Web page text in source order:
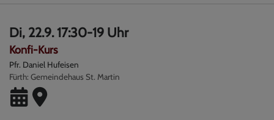
Di, 22.9. 17:30-19 Uhr
Konfi-Kurs
Pfr. Daniel Hufeisen
Fürth Gemeindehaus St. Martin